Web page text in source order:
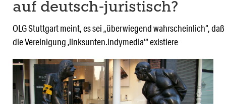
auf deutsch-juristisch?
OLG Stuttgart meint, es sei „überwiegend wahrscheinlich“, daß
die Vereinigung ‚linksunten.indymedia‘“ existiere